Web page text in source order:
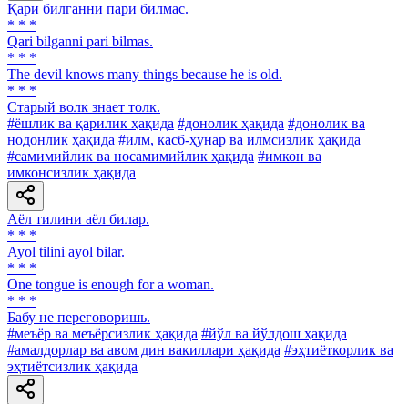
Қари билганни пари билмас.
* * *
Qari bilganni pari bilmas.
* * *
The devil knows many things because he is old.
* * *
Старый волк знает толк.
#ёшлик ва қарилик ҳақида #донолик ҳақида #донолик ва
нодонлик ҳақида #илм, касб-ҳунар ва илмсизлик ҳақида
#самимийлик ва носамимийлик ҳақида #имкон ва
имконсизлик ҳақида
Аёл тилини аёл билар.
* * *
Ayol tilini ayol bilar.
* * *
One tongue is enough for a woman.
* * *
Бабу не переговоришь.
#меъёр ва меъёрсизлик ҳақида #йўл ва йўлдош ҳақида
#амалдорлар ва авом дин вакиллари ҳақида #эҳтиёткорлик ва
эҳтиётсизлик ҳақида